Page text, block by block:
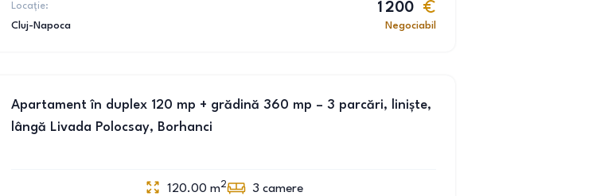
Locație:
Cluj-Napoca
1 200
Negociabil
Apartament în duplex 120 mp + grădină 360 mp – 3 parcări, liniște,
lângă Livada Polocsay, Borhanci
120.00 m2 3 camere